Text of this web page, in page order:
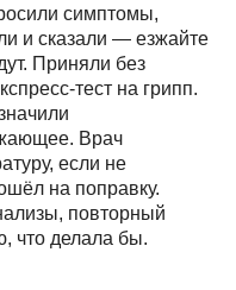
симптомы,
и сказали — езжайте
Приняли без
тест на грипп.
Врач
если не
на поправку.
повторный
что делала бы.